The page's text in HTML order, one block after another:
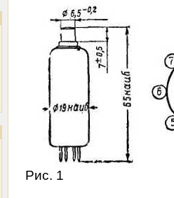
2х1,2 Вт на 300 Ом
Рис. 1